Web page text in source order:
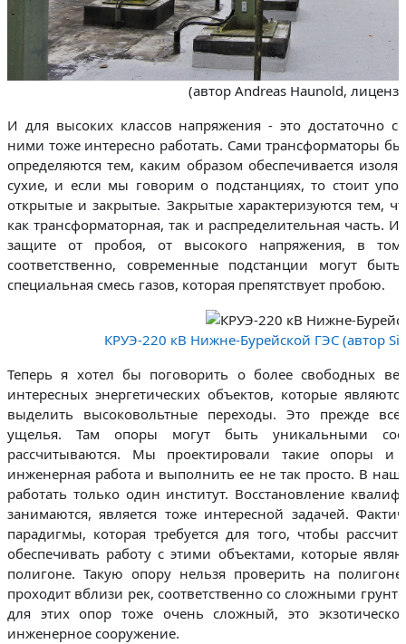
(автор Andreas Haunold,
И для высоких классов напряжения - это достаточно
ними тоже интересно работать. Сами трансформаторы
определяются тем, каким образом обеспечивается
сухие, и если мы говорим о подстанциях, то стоит
открытые и закрытые. Закрытые характеризуются тем,
как трансформаторная, так и распределительная часть.
защите от пробоя, от высокого напряжения, в
соответственно, современные подстанции могут
специальная смесь газов, которая препятствует пробою.
КРУЭ-220 кВ Нижне-Бурейской ГЭС (автор
Теперь я хотел бы поговорить о более свободных
интересных энергетических объектов, которые
выделить высоковольтные переходы. Это прежде
ущелья. Там опоры могут быть уникальными
рассчитываются. Мы проектировали такие опоры и
инженерная работа и выполнить ее не так просто. В
работать только один институт. Восстановление
занимаются, является тоже интересной задачей.
парадигмы, которая требуется для того, чтобы
обеспечивать работу с этими объектами, которые
полигоне. Такую опору нельзя проверить на
проходит вблизи рек, соответственно со сложными
для этих опор тоже очень сложный, это
инженерное сооружение.